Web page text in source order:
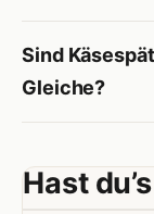
Sind
Gleiche?
Hast